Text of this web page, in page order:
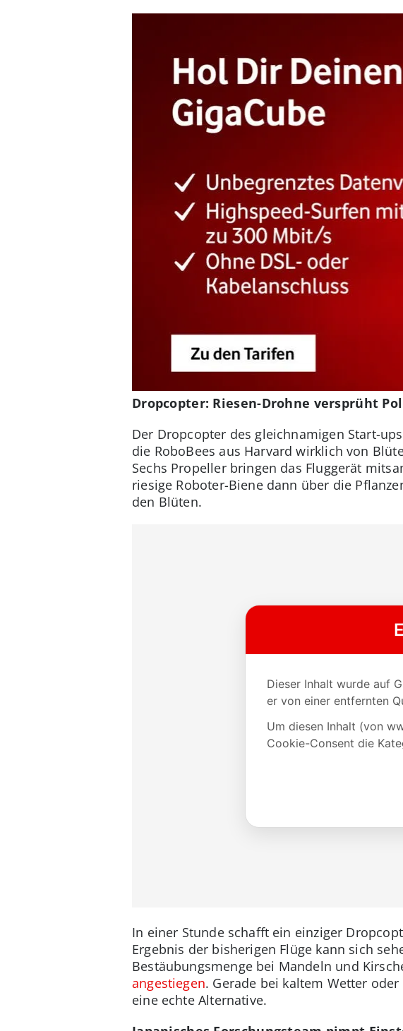
Dropcopter: Riesen-Drohne versprüht
Der Dropcopter des gleichnamigen Start-
die RoboBees aus Harvard wirklich von
Sechs Propeller bringen das Fluggerät
riesige Roboter-Biene dann über die
den Blüten.
In einer Stunde schafft ein einziger
Ergebnis der bisherigen Flüge kann sich
Bestäubungsmenge bei Mandeln und
angestiegen. Gerade bei kaltem Wetter
eine echte Alternative.